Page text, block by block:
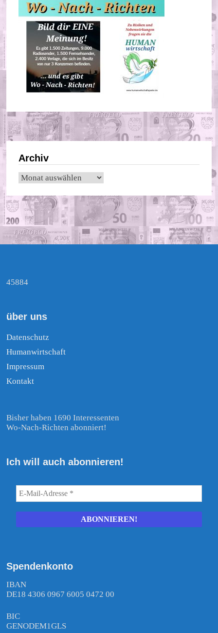
Archiv
Archiv
45884
über uns
Datenschutz
Humanwirtschaft
Impressum
Kontakt
Bisher haben 1690 Interessenten
Wo-Nach-Richten abonniert!
Ich will auch abonnieren!
Spendenkonto
IBAN
DE18 4306 0967 6005 0472 00
BIC
GENODEM1GLS